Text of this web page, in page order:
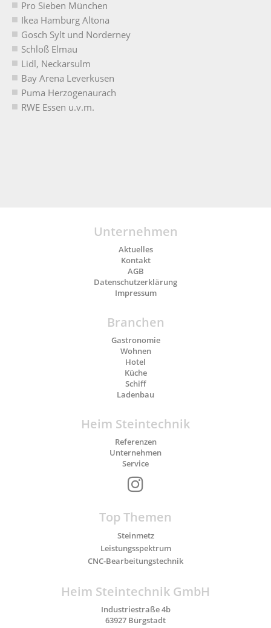
Pro Sieben München
Ikea Hamburg Altona
Gosch Sylt und Norderney
Schloß Elmau
Lidl, Neckarsulm
Bay Arena Leverkusen
Puma Herzogenaurach
RWE Essen u.v.m.
Unternehmen
Aktuelles
Kontakt
AGB
Datenschutzerklärung
Impressum
Branchen
Gastronomie
Wohnen
Hotel
Küche
Schiff
Ladenbau
Heim Steintechnik
Referenzen
Unternehmen
Service
Top Themen
Steinmetz
Leistungsspektrum
CNC-Bearbeitungstechnik
Heim Steintechnik GmbH
Industriestraße 4b
63927 Bürgstadt